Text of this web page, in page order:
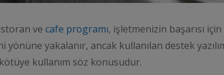
ve cafe programı, işletmenizin başarısı
yakalanır, ancak kullanılan destek
kullanım söz konusudur.